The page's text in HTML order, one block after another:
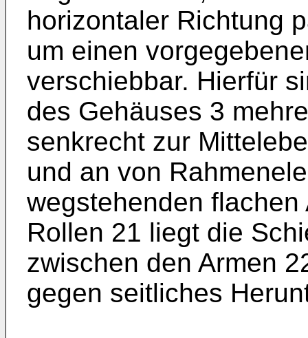
horizontaler Richtung
um einen
verschiebbar. Hierfür
des Gehäuses 3
senkrecht zur
und an von
wegstehenden
Rollen 21 liegt die
zwischen den Armen
gegen seitliches